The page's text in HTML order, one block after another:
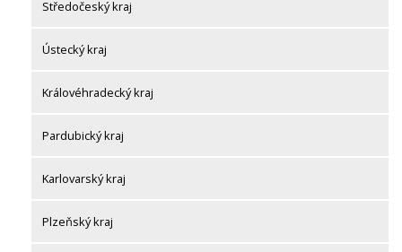
Středočeský kraj
Ústecký kraj
Královéhradecký kraj
Pardubický kraj
Karlovarský kraj
Plzeňský kraj